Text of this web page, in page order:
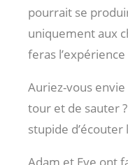
pourrait se
uniquement aux
feras
Auriez-vous
tour et de sauter
stupide d’écouter